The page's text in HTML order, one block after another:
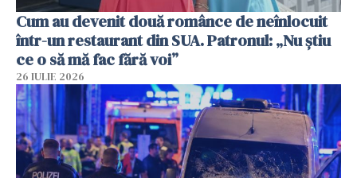
Cum au devenit două românce de neînlocuit
într-un restaurant din SUA. Patronul: „Nu știu
ce o să mă fac fără voi”
26 IULIE 2026